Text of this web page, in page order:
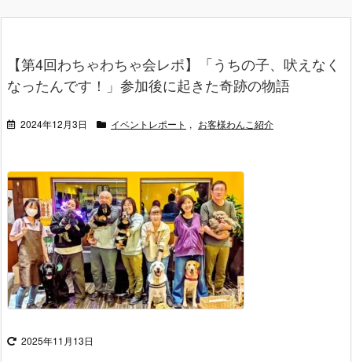
【第4回わちゃわちゃ会レポ】「うちの子、吠えなく
なったんです！」参加後に起きた奇跡の物語
2024年12月3日 イベントレポート , お客様わんこ紹介
2025年11月13日